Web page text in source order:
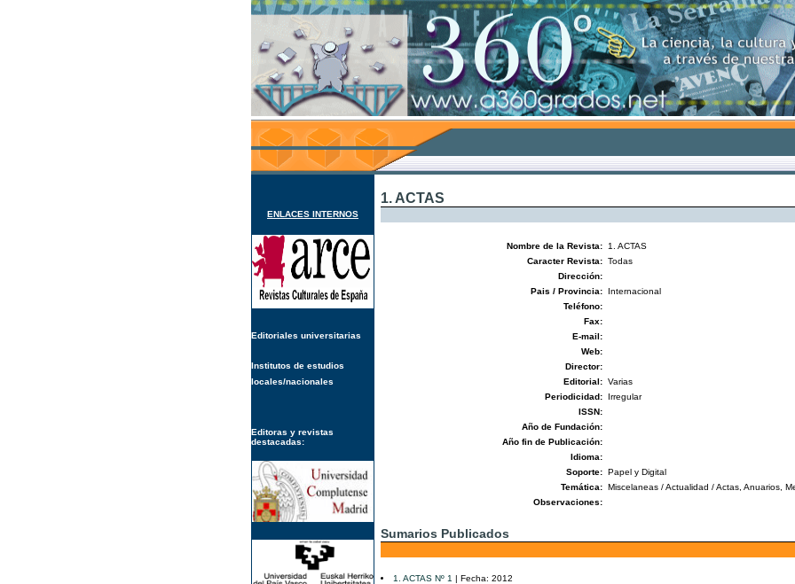
ENLACES INTERNOS
Editoriales universitarias
Institutos de estudios
locales/nacionales
Editoras y revistas
destacadas:
1. ACTAS
Nombre de la Revista:
1. ACTAS
Caracter Revista: Todas
Dirección:
Pais / Provincia:
Internacional
Teléfono:
Fax:
E-mail:
Web:
Director:
Editorial: Varias
Periodicidad:
Irregular
ISSN:
Año de Fundación:
Año fin de Publicación:
Idioma:
Soporte: Papel y Digital
Temática: Miscelaneas / Actualidad / Actas, Anuarios,
Observaciones:
Sumarios Publicados
1. ACTAS Nº 1 | Fecha: 2012